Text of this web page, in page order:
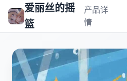
爱丽丝的摇
篮
产品详
情